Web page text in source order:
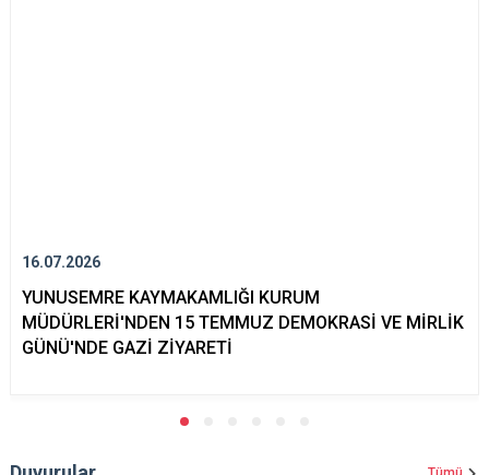
16.07.2026
YUNUSEMRE KAYMAKAMLIĞI KURUM
MÜDÜRLERİ'NDEN 15 TEMMUZ DEMOKRASİ VE MİRLİK
GÜNÜ'NDE GAZİ ZİYARETİ